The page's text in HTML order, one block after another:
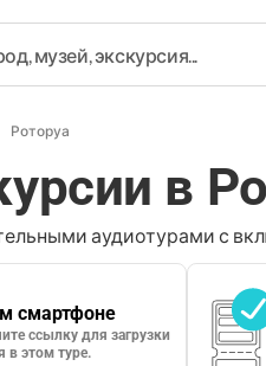
Роторуа
в
аудиотурами с
смартфоне
ссылку для загрузки
в этом туре.